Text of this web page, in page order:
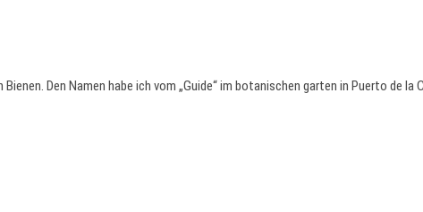
Den Namen habe ich vom „Guide“ im botanischen garten in Puerto de